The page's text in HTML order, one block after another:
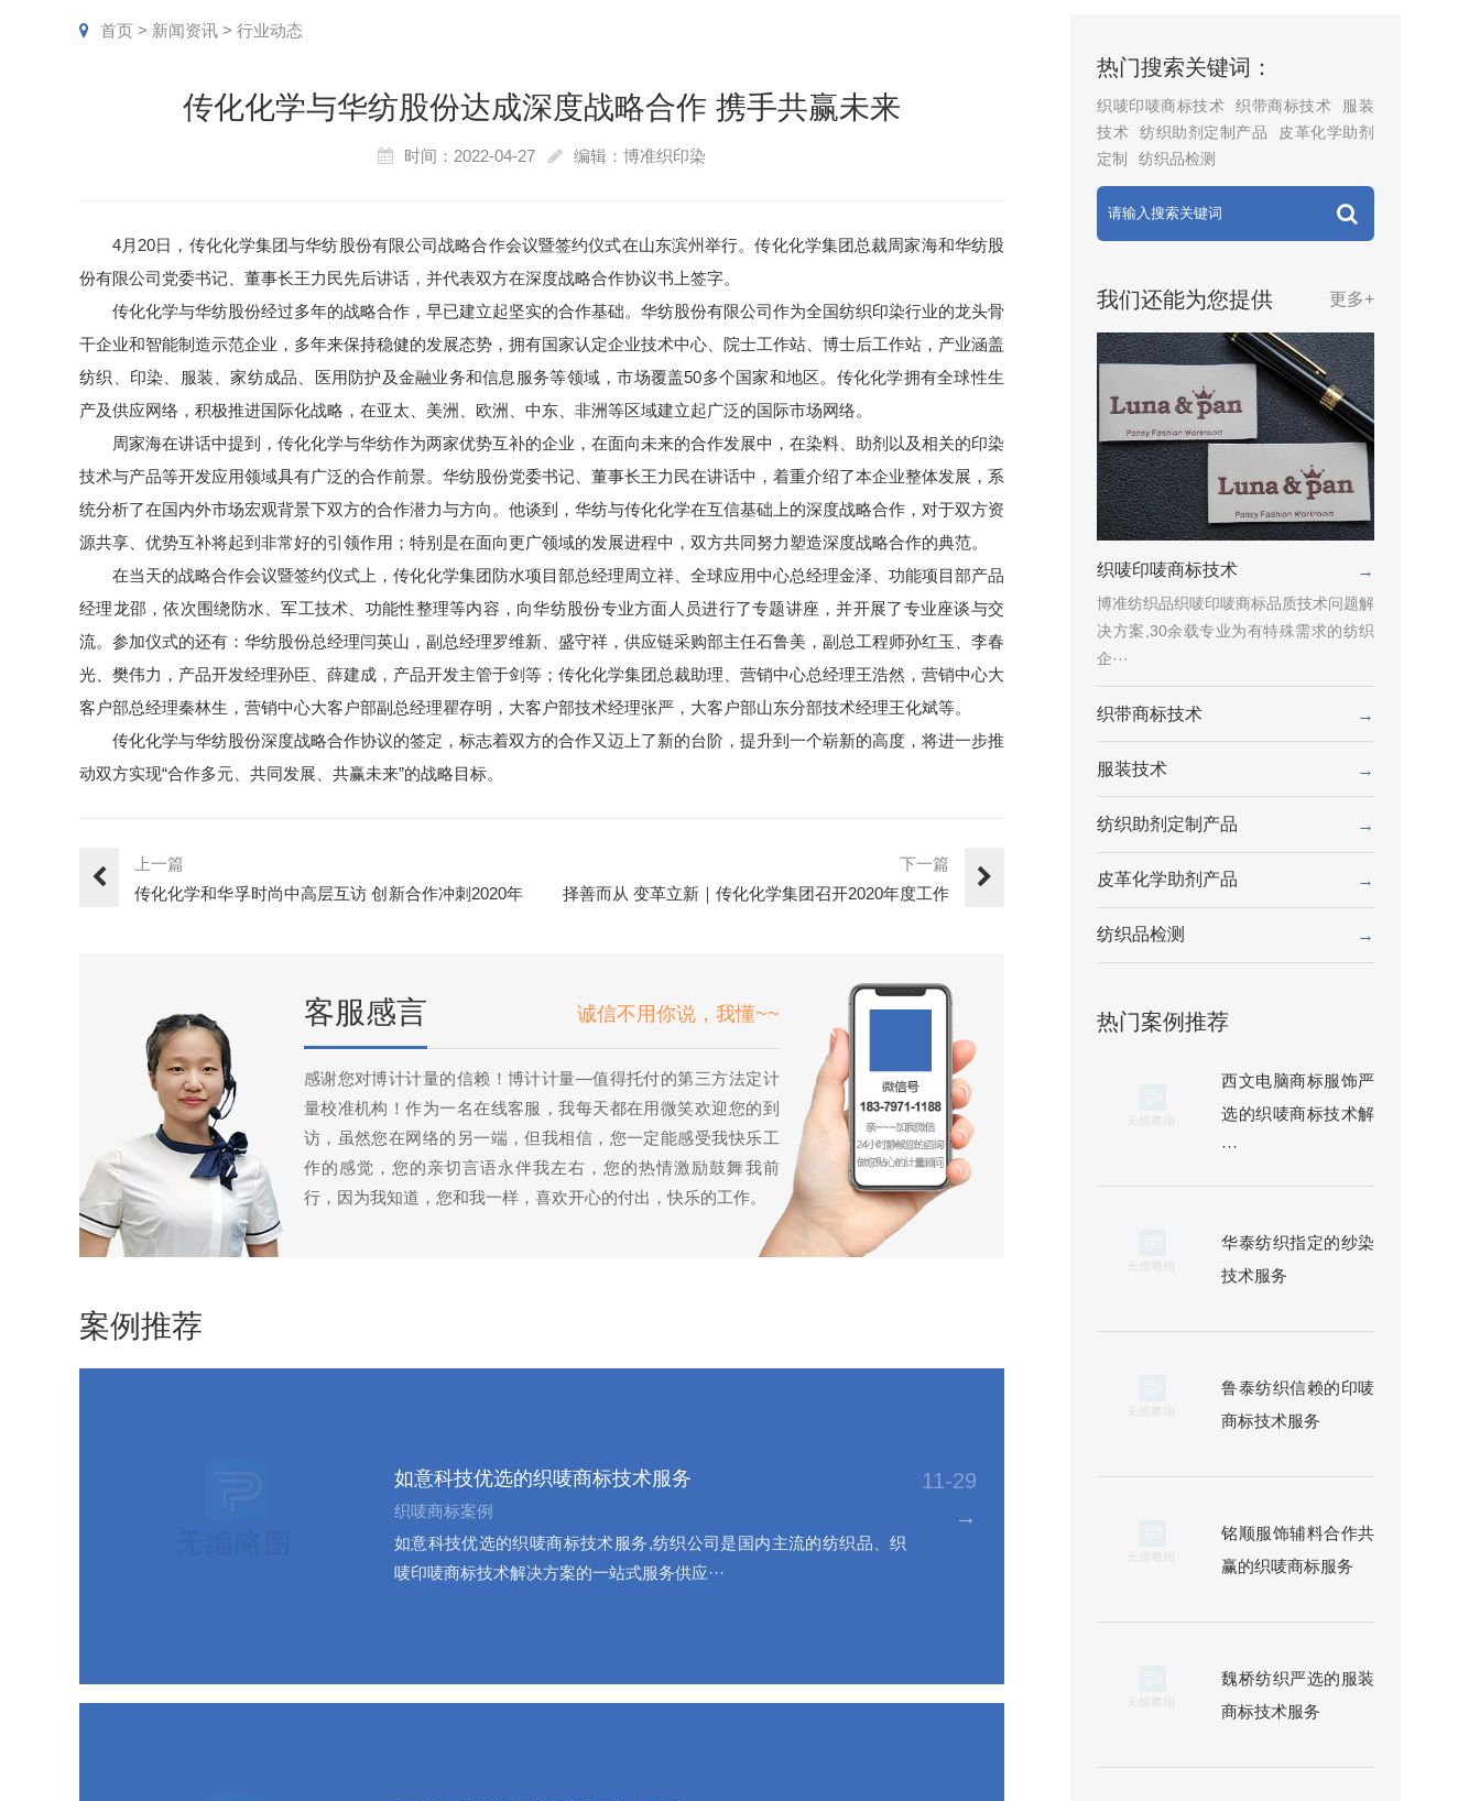
首页 > 新闻资讯 > 行业动态
传化化学与华纺股份达成深度战略合作 携手共赢未来
时间：2022-04-27 编辑：博准织印染
4月20日，传化化学集团与华纺股份有限公司战略合作会议暨签约仪式在山东滨州举行。传化化学集团总裁周家海和华纺股
份有限公司党委书记、董事长王力民先后讲话，并代表双方在深度战略合作协议书上签字。
传化化学与华纺股份经过多年的战略合作，早已建立起坚实的合作基础。华纺股份有限公司作为全国纺织印染行业的龙头骨
干企业和智能制造示范企业，多年来保持稳健的发展态势，拥有国家认定企业技术中心、院士工作站、博士后工作站，产业涵盖
纺织、印染、服装、家纺成品、医用防护及金融业务和信息服务等领域，市场覆盖50多个国家和地区。传化化学拥有全球性生
产及供应网络，积极推进国际化战略，在亚太、美洲、欧洲、中东、非洲等区域建立起广泛的国际市场网络。
周家海在讲话中提到，传化化学与华纺作为两家优势互补的企业，在面向未来的合作发展中，在染料、助剂以及相关的印染
技术与产品等开发应用领域具有广泛的合作前景。华纺股份党委书记、董事长王力民在讲话中，着重介绍了本企业整体发展，系
统分析了在国内外市场宏观背景下双方的合作潜力与方向。他谈到，华纺与传化化学在互信基础上的深度战略合作，对于双方资
源共享、优势互补将起到非常好的引领作用；特别是在面向更广领域的发展进程中，双方共同努力塑造深度战略合作的典范。
在当天的战略合作会议暨签约仪式上，传化化学集团防水项目部总经理周立祥、全球应用中心总经理金泽、功能项目部产品
经理龙邵，依次围绕防水、军工技术、功能性整理等内容，向华纺股份专业方面人员进行了专题讲座，并开展了专业座谈与交
流。参加仪式的还有：华纺股份总经理闫英山，副总经理罗维新、盛守祥，供应链采购部主任石鲁美，副总工程师孙红玉、李春
光、樊伟力，产品开发经理孙臣、薛建成，产品开发主管于剑等；传化化学集团总裁助理、营销中心总经理王浩然，营销中心大
客户部总经理秦林生，营销中心大客户部副总经理瞿存明，大客户部技术经理张严，大客户部山东分部技术经理王化斌等。
传化化学与华纺股份深度战略合作协议的签定，标志着双方的合作又迈上了新的台阶，提升到一个崭新的高度，将进一步推
动双方实现“合作多元、共同发展、共赢未来”的战略目标。
上一篇
传化化学和华孚时尚中高层互访 创新合作冲刺2020年
下一篇
择善而从 变革立新｜传化化学集团召开2020年度工作
客服感言 诚信不用你说，我懂~~
感谢您对博计计量的信赖！博计计量—值得托付的第三方法定计
量校准机构！作为一名在线客服，我每天都在用微笑欢迎您的到
访，虽然您在网络的另一端，但我相信，您一定能感受我快乐工
作的感觉，您的亲切言语永伴我左右，您的热情激励鼓舞我前
行，因为我知道，您和我一样，喜欢开心的付出，快乐的工作。
案例推荐
如意科技优选的织唛商标技术服务
织唛商标案例
如意科技优选的织唛商标技术服务,纺织公司是国内主流的纺织品、织
唛印唛商标技术解决方案的一站式服务供应···
11-29
→
热门搜索关键词：
织唛印唛商标技术 织带商标技术
服装
技术
纺织助剂定制产品
皮革化学助剂
定制
纺织品检测
我们还能为您提供 更多+
织唛印唛商标技术 →
博准纺织品织唛印唛商标品质技术问题解
决方案,30余载专业为有特殊需求的纺织
企···
织带商标技术 →
服装技术 →
纺织助剂定制产品 →
皮革化学助剂产品 →
纺织品检测 →
热门案例推荐
西文电脑商标服饰严
选的织唛商标技术解
···
华泰纺织指定的纱染
技术服务
鲁泰纺织信赖的印唛
商标技术服务
铭顺服饰辅料合作共
赢的织唛商标服务
魏桥纺织严选的服装
商标技术服务